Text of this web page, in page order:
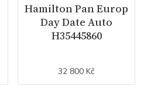
Hamilton Pan Europ
Day Date Auto
H35445860
32 800 Kč